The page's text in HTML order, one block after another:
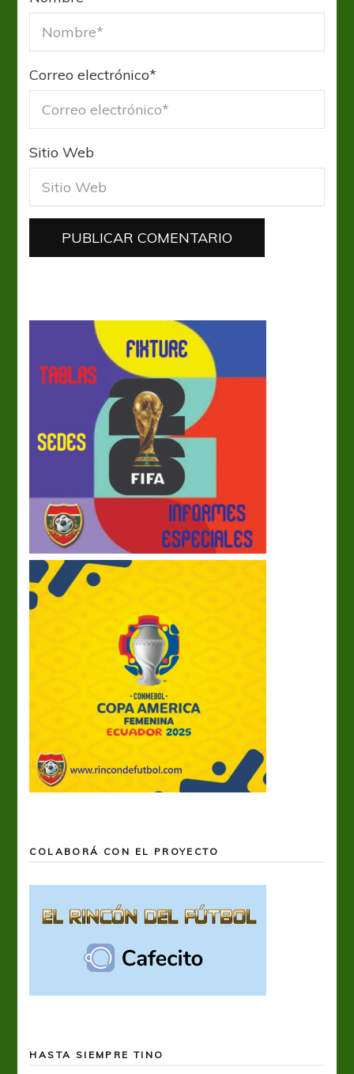
Correo electrónico*
Sitio Web
COLABORÁ CON EL PROYECTO
HASTA SIEMPRE TINO